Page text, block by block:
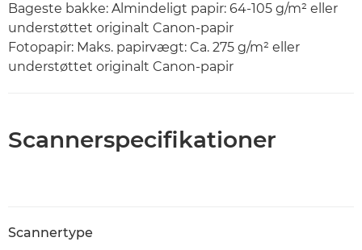
Bageste bakke: Almindeligt papir: 64-105 g/m² eller
understøttet originalt Canon-papir
Fotopapir: Maks. papirvægt: Ca. 275 g/m² eller
understøttet originalt Canon-papir
Scannerspecifikationer
Scannertype